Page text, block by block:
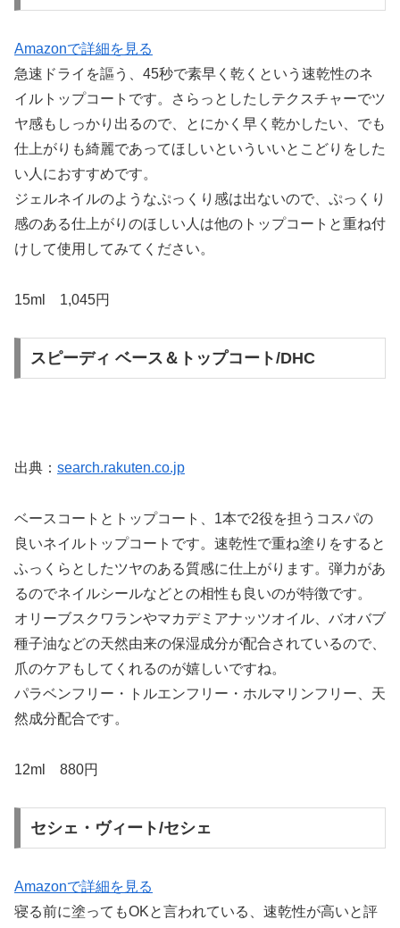
Amazonで詳細を見る
急速ドライを謳う、45秒で素早く乾くという速乾性のネ
イルトップコートです。さらっとしたしテクスチャーでツ
ヤ感もしっかり出るので、とにかく早く乾かしたい、でも
仕上がりも綺麗であってほしいといういいとこどりをした
い人におすすめです。
ジェルネイルのようなぷっくり感は出ないので、ぷっくり
感のある仕上がりのほしい人は他のトップコートと重ね付
けして使用してみてください。
15ml 1,045円
スピーディ ベース＆トップコート/DHC
出典： search.rakuten.co.jp
ベースコートとトップコート、1本で2役を担うコスパの
良いネイルトップコートです。速乾性で重ね塗りをすると
ふっくらとしたツヤのある質感に仕上がります。弾力があ
るのでネイルシールなどとの相性も良いのが特徴です。
オリーブスクワランやマカデミアナッツオイル、バオバブ
種子油などの天然由来の保湿成分が配合されているので、
爪のケアもしてくれるのが嬉しいですね。
パラベンフリー・トルエンフリー・ホルマリンフリー、天
然成分配合です。
12ml 880円
セシェ・ヴィート/セシェ
Amazonで詳細を見る
寝る前に塗ってもOKと言われている、速乾性が高いと評